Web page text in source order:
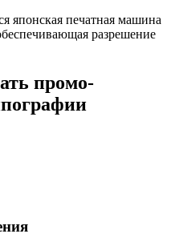
японская печатная машина
разрешение
промо-